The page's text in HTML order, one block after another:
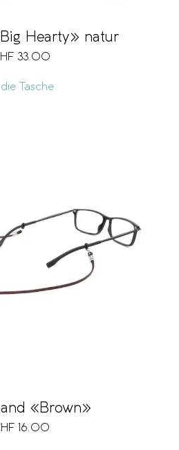
Hearty» natur
33.00
die Tasche
«Brown»
16.00